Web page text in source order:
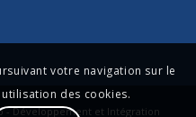
- Développement et Intégration
votre navigation sur le
des cookies.